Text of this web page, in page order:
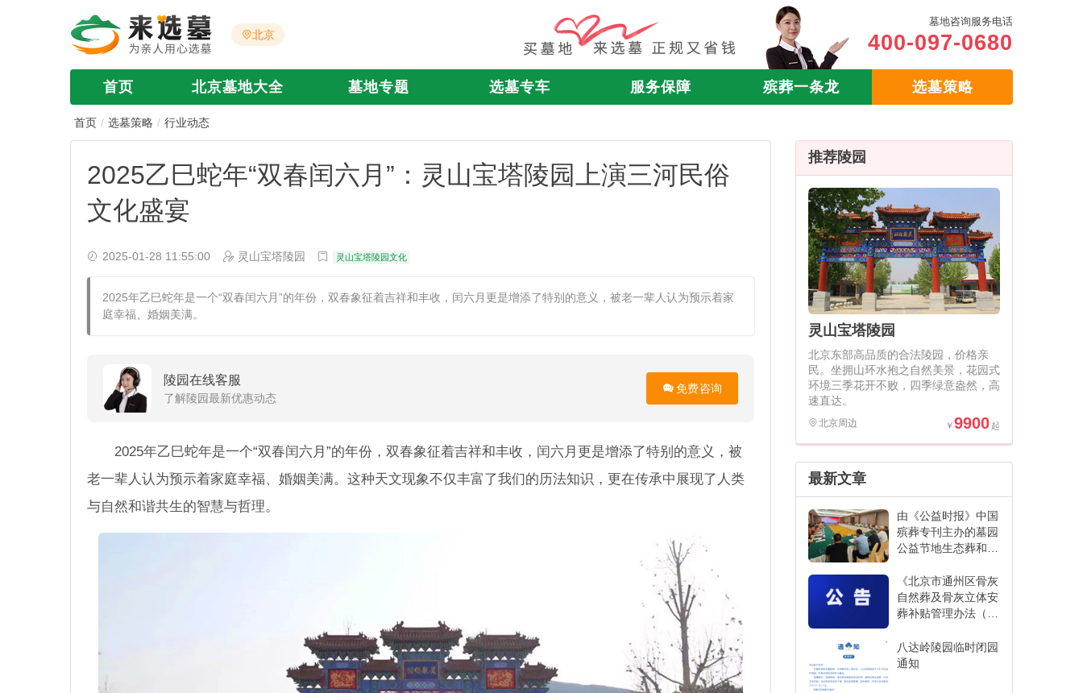
北京
墓地咨询服务电话
400-097-0680
首页 北京墓地大全 墓地专题 选墓专车 服务保障 殡葬一条龙 选墓策略
首页 选墓策略 行业动态
2025乙巳蛇年“双春闰六月”：灵山宝塔陵园上演三河民俗
文化盛宴
2025-01-28 11:55:00 灵山宝塔陵园 灵山宝塔陵园文化
2025年乙巳蛇年是一个“双春闰六月”的年份，双春象征着吉祥和丰收，闰六月更是增添了特别的意义，被老一辈人认为预示着家
庭幸福、婚姻美满。
陵园在线客服
了解陵园最新优惠动态
免费咨询
2025年乙巳蛇年是一个“双春闰六月”的年份，双春象征着吉祥和丰收，闰六月更是增添了特别的意义，被
老一辈人认为预示着家庭幸福、婚姻美满。这种天文现象不仅丰富了我们的历法知识，更在传承中展现了人类
与自然和谐共生的智慧与哲理。
推荐陵园
灵山宝塔陵园
北京东部高品质的合法陵园，价格亲
民。坐拥山环水抱之自然美景，花园式
环境三季花开不败，四季绿意盎然，高
速直达。
北京周边 9900
最新文章
由《公益时报》中国
殡葬专刊主办的墓园
公益节地生态葬和创
在江苏省宜兴市举办
《北京市通州区骨灰
自然葬及骨灰立体安
葬补贴管理办法（征
八达岭陵园临时闭园
通知